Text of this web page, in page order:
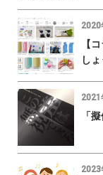
2020
【
し
2021
「
2023